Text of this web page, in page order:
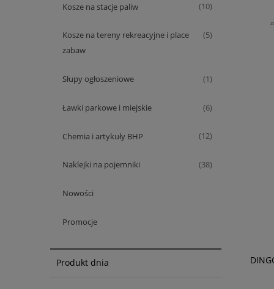
Kosze na stacje paliw (10)
Kosze na tereny rekreacyjne i place
zabaw
(5)
Słupy ogłoszeniowe (1)
Ławki parkowe i miejskie (6)
Chemia i artykuły BHP (12)
Naklejki na pojemniki (38)
Nowości
Promocje
Produkt dnia